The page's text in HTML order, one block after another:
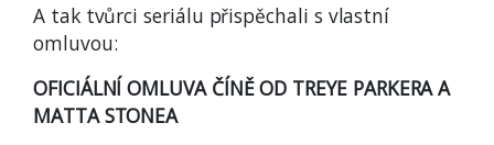
A tak tvůrci seriálu přispěchali s vlastní
omluvou:
OFICIÁLNÍ OMLUVA ČÍNĚ OD TREYE PARKERA A
MATTA STONEA